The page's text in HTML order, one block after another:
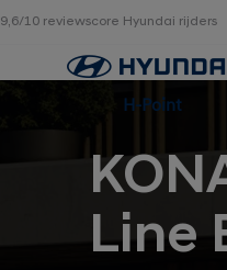
9,6/10 reviewscore Hyundai rijders
H-Point
Line